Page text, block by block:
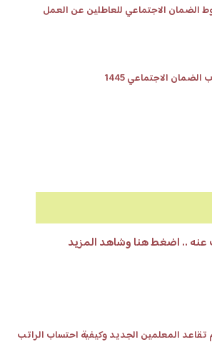
الضمان الاجتماعي للعاطلين عن العمل
الضمان الاجتماعي 1445
.. اضغط هنا وشاهد المزيد
المعلمين الجديد وكيفية احتساب الراتب